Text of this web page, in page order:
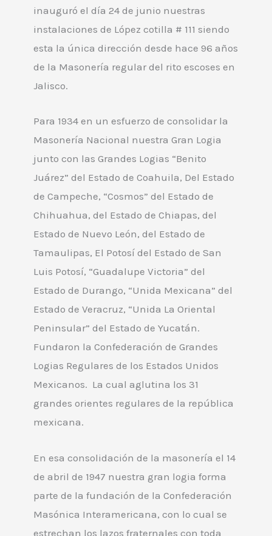
inauguró el día 24 de junio nuestras
instalaciones de López cotilla # 111 siendo
esta la única dirección desde hace 96 años
de la Masonería regular del rito escoses en
Jalisco.
Para 1934 en un esfuerzo de consolidar la
Masonería Nacional nuestra Gran Logia
junto con las Grandes Logias “Benito
Juárez” del Estado de Coahuila, Del Estado
de Campeche, “Cosmos” del Estado de
Chihuahua, del Estado de Chiapas, del
Estado de Nuevo León, del Estado de
Tamaulipas, El Potosí del Estado de San
Luis Potosí, “Guadalupe Victoria” del
Estado de Durango, “Unida Mexicana” del
Estado de Veracruz, “Unida La Oriental
Peninsular” del Estado de Yucatán.
Fundaron la Confederación de Grandes
Logias Regulares de los Estados Unidos
Mexicanos. La cual aglutina los 31
grandes orientes regulares de la república
mexicana.
En esa consolidación de la masonería el 14
de abril de 1947 nuestra gran logia forma
parte de la fundación de la Confederación
Masónica Interamericana, con lo cual se
estrechan los lazos fraternales con toda